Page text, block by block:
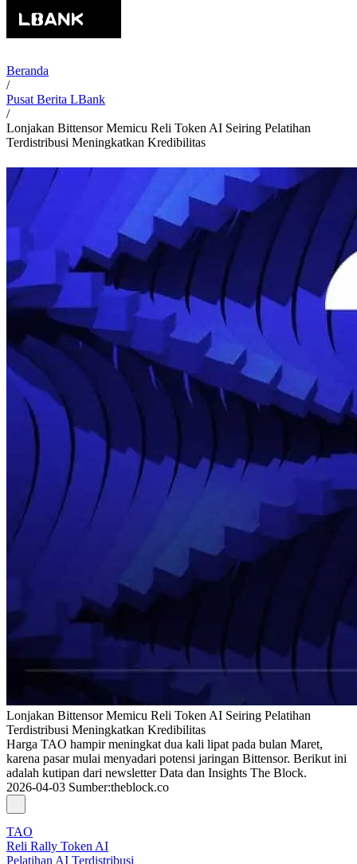
Beranda
/
Pusat Berita LBank
/
Lonjakan Bittensor Memicu Reli Token AI Seiring Pelatihan
Terdistribusi Meningkatkan Kredibilitas
Lonjakan Bittensor Memicu Reli Token AI Seiring Pelatihan
Terdistribusi Meningkatkan Kredibilitas
Harga TAO hampir meningkat dua kali lipat pada bulan Maret,
karena pasar mulai menyadari potensi jaringan Bittensor. Berikut ini
adalah kutipan dari newsletter Data dan Insights The Block.
2026-04-03 Sumber:theblock.co
TAO
Reli Rally Token AI
Pelatihan AI Terdistribusi